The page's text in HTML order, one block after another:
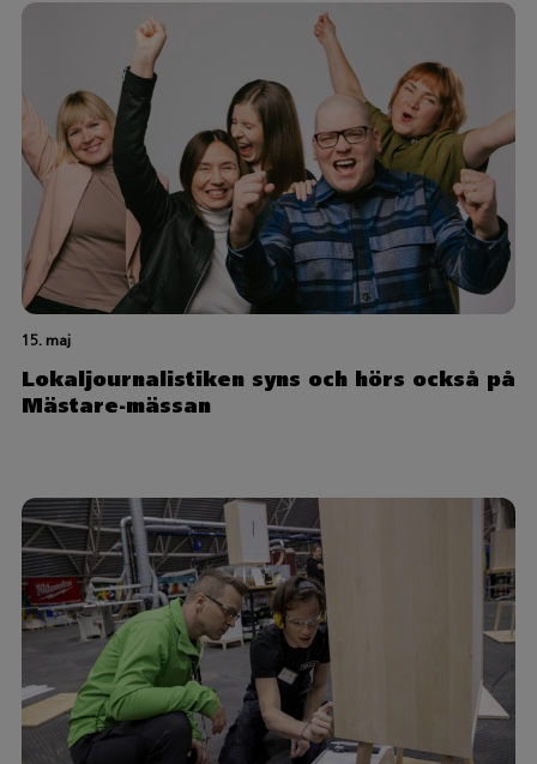
15. maj
Lokaljournalistiken syns och hörs också på
Mästare-mässan